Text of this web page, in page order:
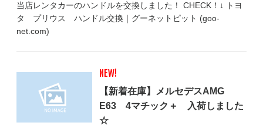
当店レンタカーのハンドルを交換しました！ CHECK！↓ トヨ
タ プリウス ハンドル交換｜グーネットピット (goo-
net.com)
NEW!
【新着在庫】メルセデスAMG
E63 4マチック＋ 入荷しました
☆